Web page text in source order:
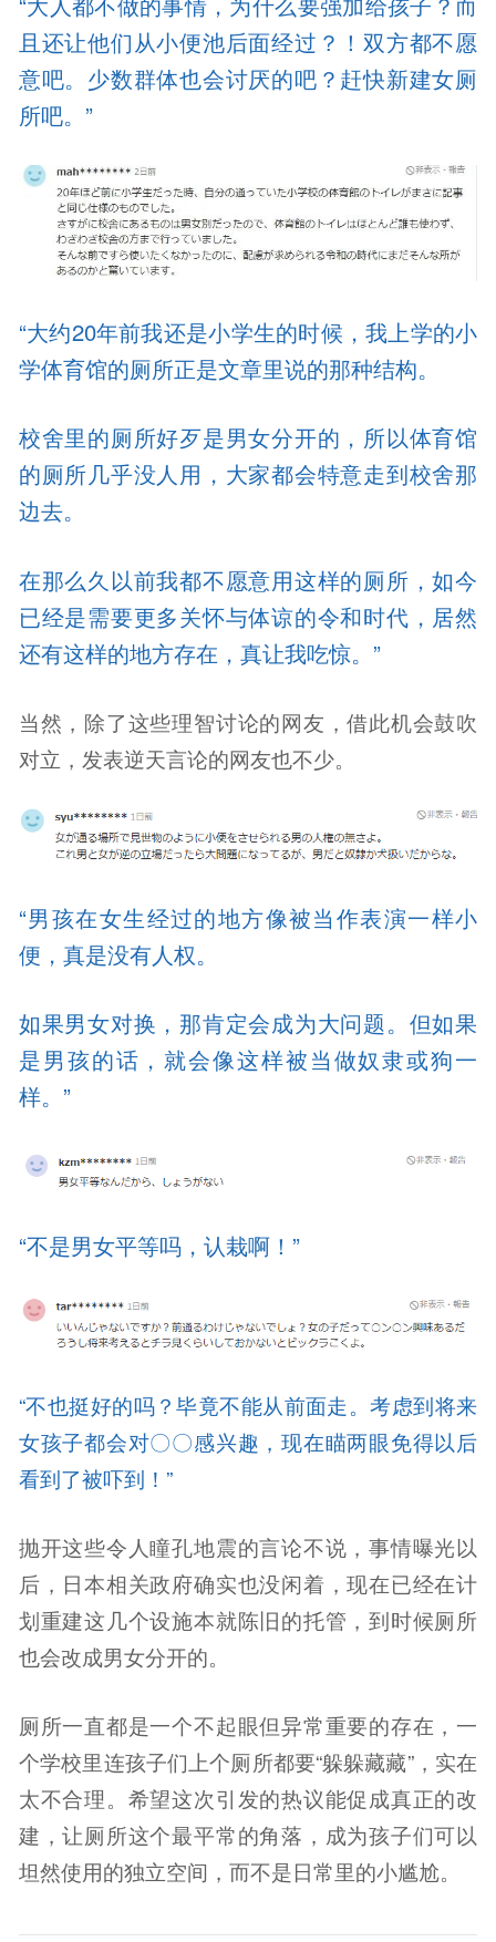
且还让他们从小便池后面经过？！双方都不愿
意吧。少数群体也会讨厌的吧？赶快新建女厕
所吧。”
“大约20年前我还是小学生的时候，我上学的小
学体育馆的厕所正是文章里说的那种结构。
校舍里的厕所好歹是男女分开的，所以体育馆
的厕所几乎没人用，大家都会特意走到校舍那
边去。
在那么久以前我都不愿意用这样的厕所，如今
已经是需要更多关怀与体谅的令和时代，居然
还有这样的地方存在，真让我吃惊。”
当然，除了这些理智讨论的网友，借此机会鼓吹
对立，发表逆天言论的网友也不少。
“男孩在女生经过的地方像被当作表演一样小
便，真是没有人权。
如果男女对换，那肯定会成为大问题。但如果
是男孩的话，就会像这样被当做奴隶或狗一
样。”
“不是男女平等吗，认栽啊！”
“不也挺好的吗？毕竟不能从前面走。考虑到将来
女孩子都会对〇〇感兴趣，现在瞄两眼免得以后
看到了被吓到！”
抛开这些令人瞳孔地震的言论不说，事情曝光以
后，日本相关政府确实也没闲着，现在已经在计
划重建这几个设施本就陈旧的托管，到时候厕所
也会改成男女分开的。
厕所一直都是一个不起眼但异常重要的存在，一
个学校里连孩子们上个厕所都要“躲躲藏藏”，实在
太不合理。希望这次引发的热议能促成真正的改
建，让厕所这个最平常的角落，成为孩子们可以
坦然使用的独立空间，而不是日常里的小尴尬。